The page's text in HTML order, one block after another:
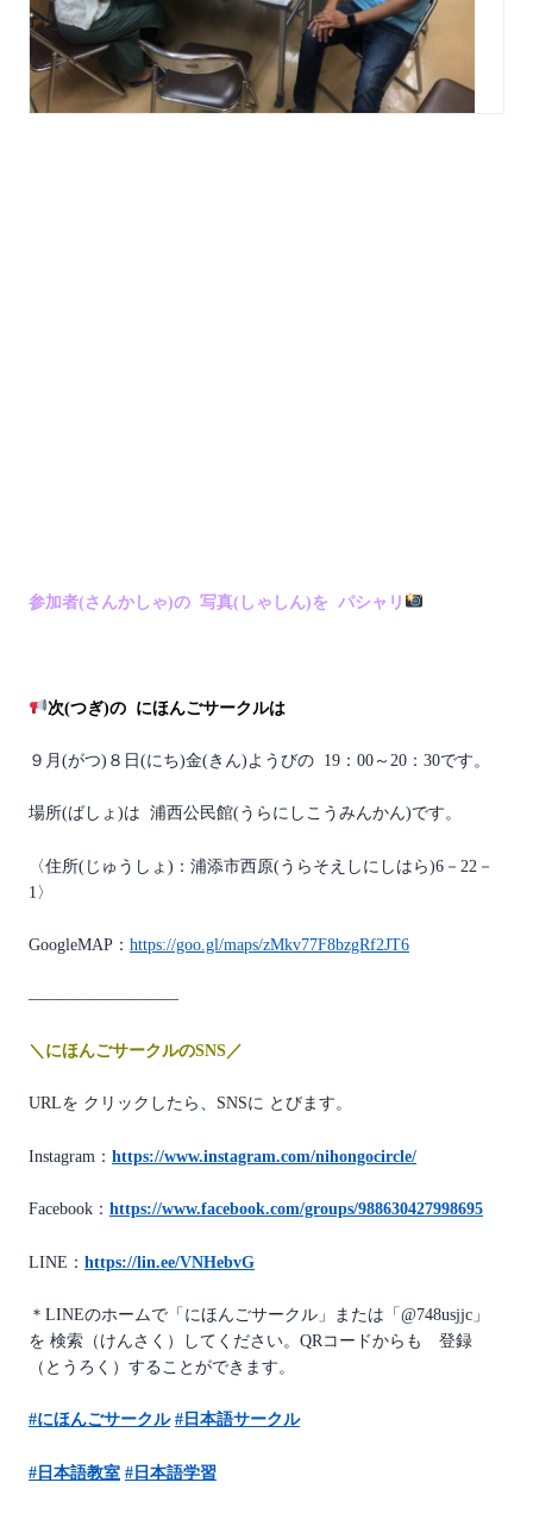
参加者(さんかしゃ)の 写真(しゃしん)を パシャリ
次(つぎ)の にほんごサークルは
９月(がつ)８日(にち)金(きん)ようびの 19：00～20：30です。
場所(ばしょ)は 浦西公民館(うらにしこうみんかん)です。
〈住所(じゅうしょ)：浦添市西原(うらそえしにしはら)6－22－
1〉
GoogleMAP： https://goo.gl/maps/zMkv77F8bzgRf2JT6
—————————
＼にほんごサークルのSNS／
URLを クリックしたら、SNSに とびます。
Instagram： https://www.instagram.com/nihongocircle/
Facebook： https://www.facebook.com/groups/988630427998695
LINE： https://lin.ee/VNHebvG
＊LINEのホームで「にほんごサークル」または「@748usjjc」
を 検索（けんさく）してください。QRコードからも 登録
（とうろく）することができます。
#にほんごサークル # 日本語サークル
# 日本語教室 # 日本語学習